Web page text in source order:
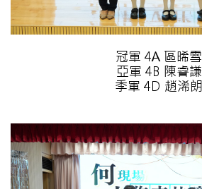
冠軍 4A 區晞雪
亞軍 4B 陳睿謙
季軍 4D 趙浠朗